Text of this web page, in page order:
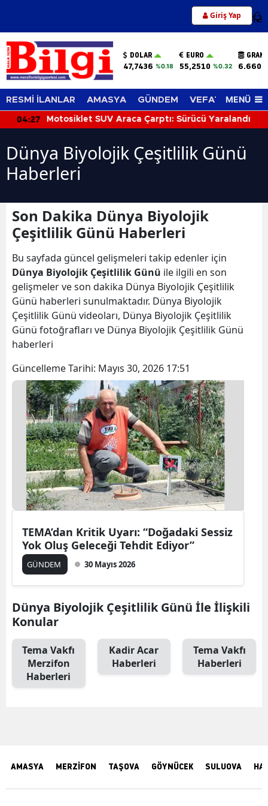
Giriş Yap 12
DOLAR
47,7436 %0.18
EURO
55,2510 %0.32
RESMİ İLANLAR AMASYA GÜNDEM VEFAT EDENLER
MENÜ
04:27 Motosiklet SUV Araca Çarptı: Sürücü Yaralandı
Dünya Biyolojik Çeşitlilik Günü
Haberleri
Son Dakika Dünya Biyolojik
Çeşitlilik Günü Haberleri
Bu sayfada güncel gelişmeleri takip edenler için
Dünya Biyolojik Çeşitlilik Günü ile ilgili en son
gelişmeler ve son dakika Dünya Biyolojik Çeşitlilik
Günü haberleri sunulmaktadır. Dünya Biyolojik
Çeşitlilik Günü videoları, Dünya Biyolojik Çeşitlilik
Günü fotoğrafları ve Dünya Biyolojik Çeşitlilik Günü
haberleri
Güncelleme Tarihi: Mayıs 30, 2026 17:51
TEMA’dan Kritik Uyarı: “Doğadaki Sessiz
Yok Oluş Geleceği Tehdit Ediyor”
GÜNDEM 30 Mayıs 2026
Dünya Biyolojik Çeşitlilik Günü İle İlişkili
Konular
Tema Vakfı
Merzifon
Haberleri
Kadir Acar
Haberleri
Tema Vakfı
Haberleri
AMASYA MERZİFON TAŞOVA GÖYNÜCEK SULUOVA